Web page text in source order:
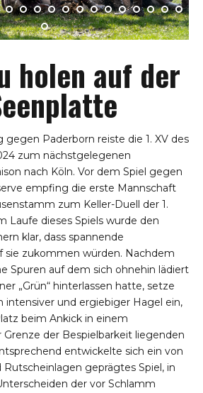
holen auf der
Paderborn reiste die 1. XV des
zum nächstgelegenen
nach Köln. Vor dem Spiel gegen
empfing die erste Mannschaft
zum Keller-Duell der 1.
Laufe dieses Spiels wurde den
klar, dass spannende
sie zukommen würden. Nachdem
Spuren auf dem sich ohnehin lädiert
„Grün“ hinterlassen hatte, setze
intensiver und ergiebiger Hagel ein,
beim Ankick in einem
Grenze der Bespielbarkeit liegenden
entwickelte sich ein von
geprägtes Spiel, in
der vor Schlamm